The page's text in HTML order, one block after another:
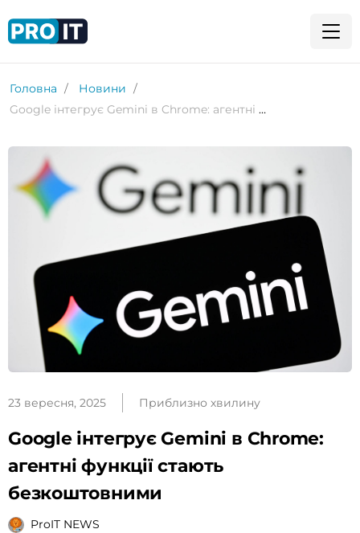
Головна
Новини
Google інтегрує Gemini в Chrome: агентні функції стають безкоштовними
23 вересня, 2025 Приблизно хвилину
Google інтегрує Gemini в Chrome:
агентні функції стають
безкоштовними
ProIT NEWS